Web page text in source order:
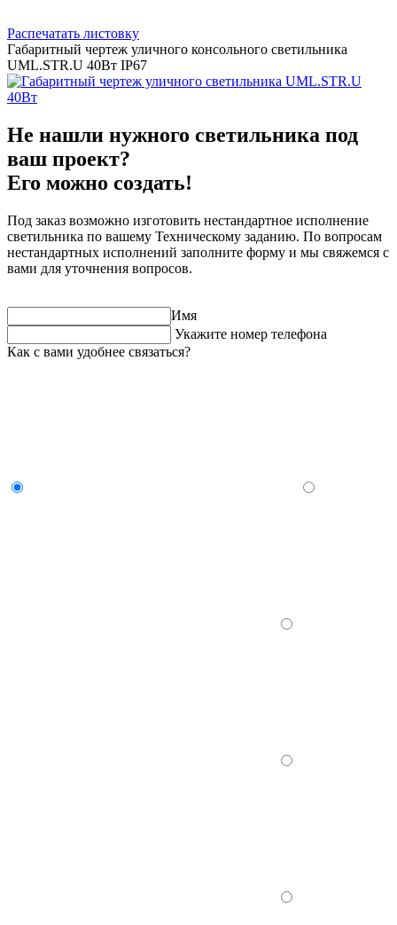
Распечатать листовку
Габаритный чертеж уличного консольного светильника
UML.STR.U 40Вт IP67
Не нашли нужного светильника под
ваш проект?
Его можно создать!
Под заказ возможно изготовить нестандартное исполнение
светильника по вашему Техническому заданию. По вопросам
нестандартных исполнений заполните форму и мы свяжемся с
вами для уточнения вопросов.
Имя
Укажите номер телефона
Как с вами удобнее связаться?